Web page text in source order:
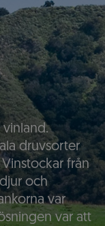
druvsorter
från
och
var
var att